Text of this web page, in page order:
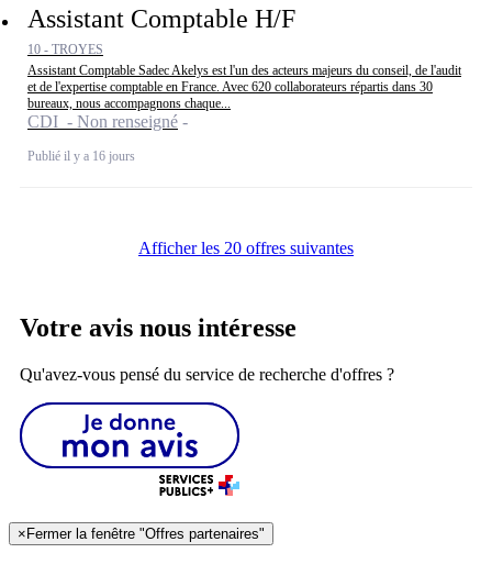
Assistant Comptable H/F
10 - TROYES
Assistant Comptable Sadec Akelys est l'un des acteurs majeurs du conseil, de l'audit
et de l'expertise comptable en France. Avec 620 collaborateurs répartis dans 30
bureaux, nous accompagnons chaque...
CDI - Non renseigné
Publié il y a 16 jours
Afficher les 20 offres suivantes
Votre avis nous intéresse
Qu'avez-vous pensé du service de recherche d'offres ?
× Fermer la fenêtre "Offres partenaires"